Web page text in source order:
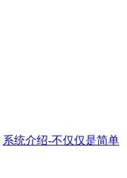
系统介绍-不仅仅是简单